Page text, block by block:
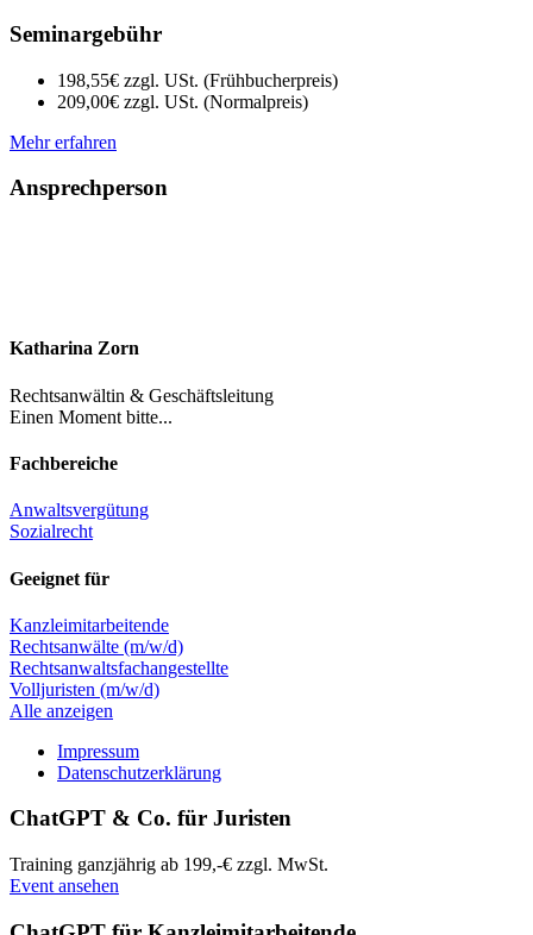
Seminargebühr
198,55€ zzgl. USt. (Frühbucherpreis)
209,00€ zzgl. USt. (Normalpreis)
Mehr erfahren
Ansprechperson
Katharina Zorn
Rechtsanwältin & Geschäftsleitung
Einen Moment bitte...
Fachbereiche
Anwaltsvergütung
Sozialrecht
Geeignet für
Kanzleimitarbeitende
Rechtsanwälte (m/w/d)
Rechtsanwaltsfachangestellte
Volljuristen (m/w/d)
Alle anzeigen
Impressum
Datenschutzerklärung
ChatGPT & Co. für Juristen
Training ganzjährig ab 199,-€ zzgl. MwSt.
Event ansehen